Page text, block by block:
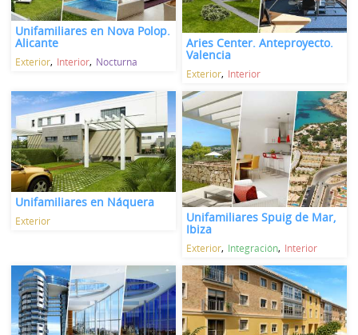
Unifamiliares en Nova Polop.
Alicante
Exterior Interior Nocturna
Aries Center. Anteproyecto.
Valencia
Exterior Interior
Unifamiliares en Náquera
Exterior
Unifamiliares Spuig de Mar,
Ibiza
Exterior Integración Interior